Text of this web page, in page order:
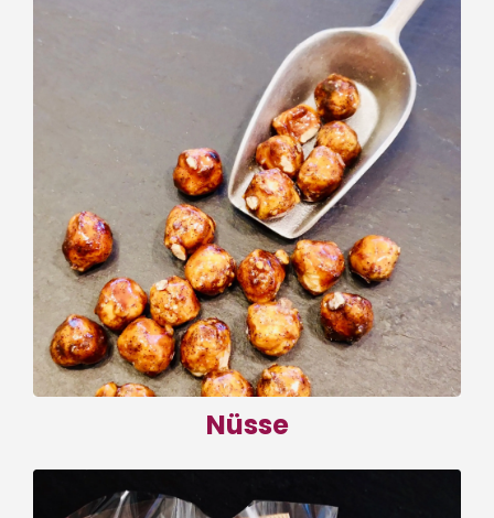
Nüsse
Nüsse
Unsere gebrannten Mandeln und Nüsse sind
legendär. Traditionell im Kupferkessel
gebrannt, erhalten sie eine dünne Schicht
von karamellisiertem Zucker, veredelt mit
feinen Gewürzen.
zum Shop